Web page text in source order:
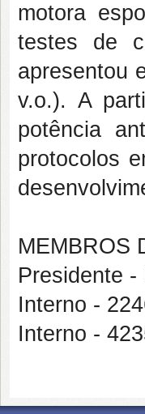
motora
testes de
apresentou
v.o.). A
potência
protocolos
MEMBROS
Presidente -
Interno -
Interno -